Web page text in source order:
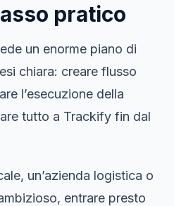
pratico
un enorme piano di
chiara: creare flusso
l’esecuzione della
tutto a Trackify fin dal
un’azienda logistica o
entrare presto